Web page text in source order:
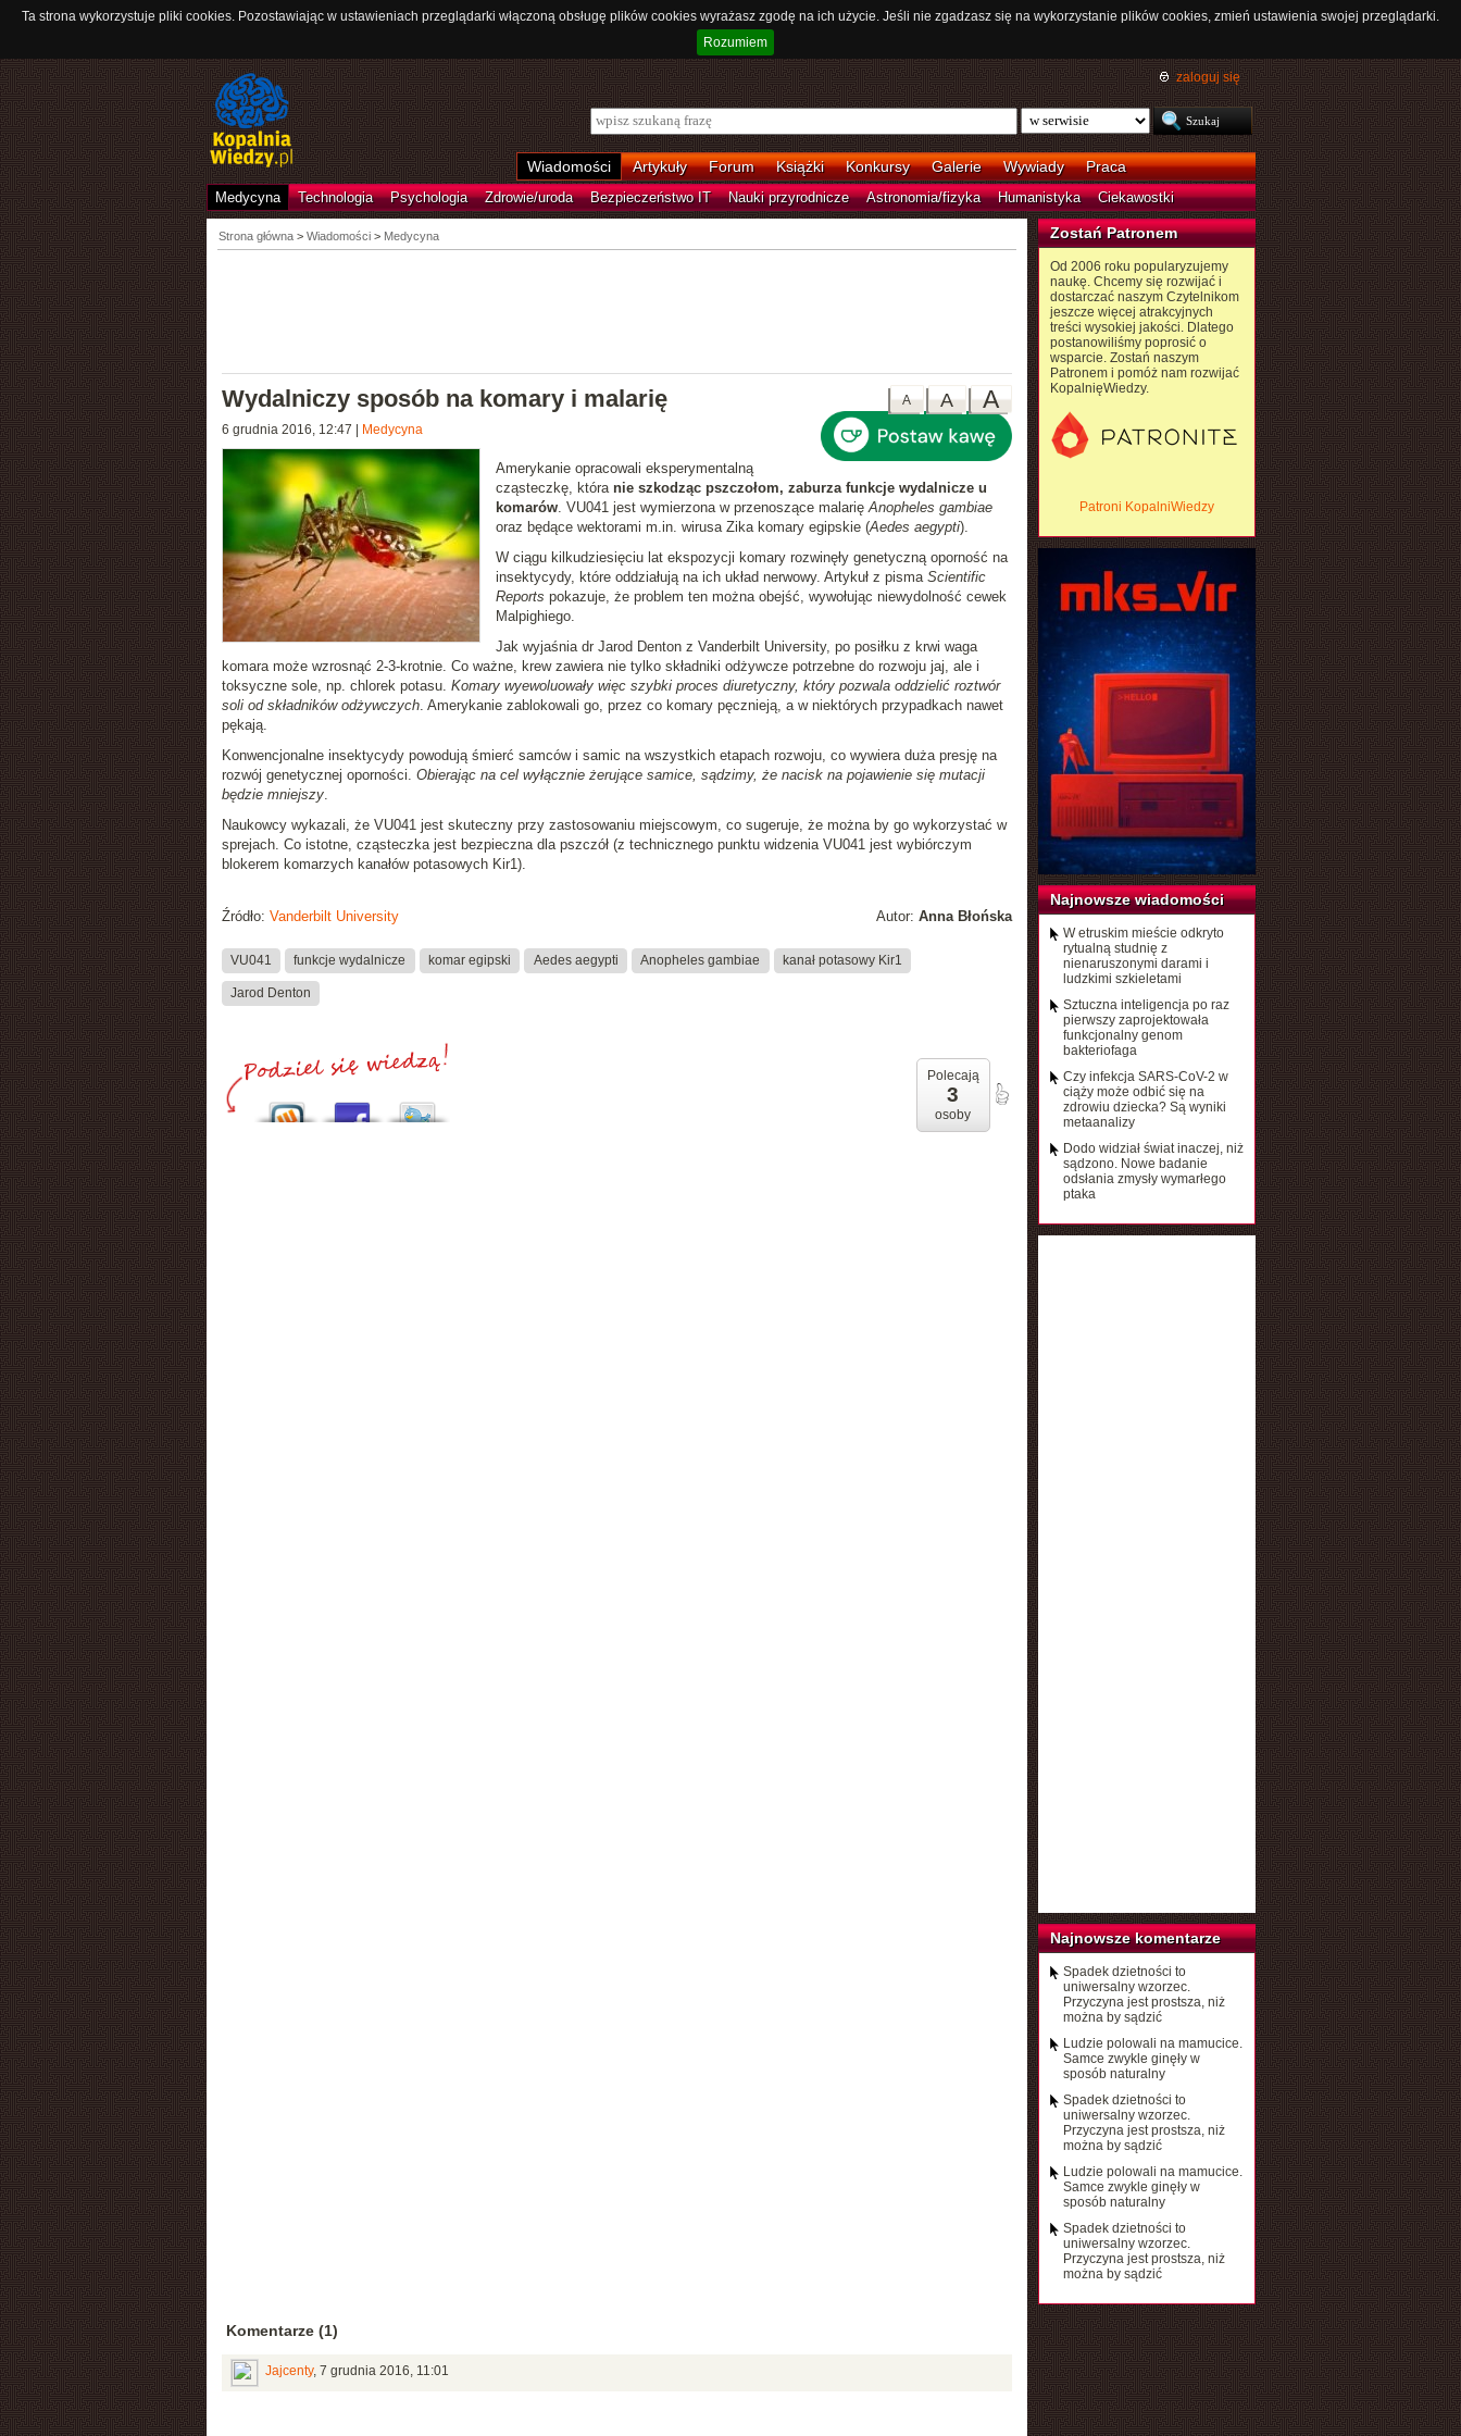
Ta strona wykorzystuje pliki cookies. Pozostawiając w ustawieniach przeglądarki włączoną obsługę plików cookies wyrażasz zgodę na ich użycie. Jeśli nie zgadzasz się na wykorzystanie plików cookies, zmień ustawienia swojej przeglądarki.
Rozumiem
zaloguj się
Wiadomości Artykuły Forum Książki Konkursy Galerie Wywiady Praca
Medycyna Technologia Psychologia Zdrowie/uroda Bezpieczeństwo IT Nauki przyrodnicze Astronomia/fizyka Humanistyka Ciekawostki
Strona główna> Wiadomości > Medycyna
A
A
A
Wydalniczy sposób na komary i malarię
6 grudnia 2016, 12:47 Medycyna
Amerykanie opracowali eksperymentalną
cząsteczkę, która nie szkodząc pszczołom, zaburza funkcje wydalnicze u
komarów. VU041 jest wymierzona w przenoszące malarięAnopheles gambiae
oraz będące wektorami m.in. wirusa Zika komary egipskie (Aedes aegypti).
W ciągu kilkudziesięciu lat ekspozycji komary rozwinęły genetyczną oporność na
insektycydy, które oddziałują na ich układ nerwowy. Artykuł z pisma Scientific
Reports pokazuje, że problem ten można obejść, wywołując niewydolność cewek
Malpighiego.
Jak wyjaśnia dr Jarod Denton z Vanderbilt University, po posiłku z krwi waga
komara może wzrosnąć 2-3-krotnie. Co ważne, krew zawiera nie tylko składniki odżywcze potrzebne do rozwoju jaj, ale i
toksyczne sole, np. chlorek potasu. Komary wyewoluowały więc szybki proces diuretyczny, który pozwala oddzielić roztwór
soli od składników odżywczych. Amerykanie zablokowali go, przez co komary pęcznieją, a w niektórych przypadkach nawet
pękają.
Konwencjonalne insektycydy powodują śmierć samców i samic na wszystkich etapach rozwoju, co wywiera duża presję na
rozwój genetycznej oporności. Obierając na cel wyłącznie żerujące samice, sądzimy, że nacisk na pojawienie się mutacji
będzie mniejszy.
Naukowcy wykazali, że VU041 jest skuteczny przy zastosowaniu miejscowym, co sugeruje, że można by go wykorzystać w
sprejach. Co istotne, cząsteczka jest bezpieczna dla pszczół (z technicznego punktu widzenia VU041 jest wybiórczym
blokerem komarzych kanałów potasowych Kir1).
Autor: Anna Błońska
Źródło: Vanderbilt University
VU041 funkcje wydalnicze komar egipski Aedes aegypti Anopheles gambiae kanał potasowy Kir1
Jarod Denton
Polecają
3
osoby
Komentarze (1)
Jajcenty, 7 grudnia 2016, 11:01
Zostań Patronem
Od 2006 roku popularyzujemy
naukę. Chcemy się rozwijać i
dostarczać naszym Czytelnikom
jeszcze więcej atrakcyjnych
treści wysokiej jakości. Dlatego
postanowiliśmy poprosić o
wsparcie. Zostań naszym
Patronem i pomóż nam rozwijać
KopalnięWiedzy.
Patroni KopalniWiedzy
Najnowsze wiadomości
W etruskim mieście odkryto
rytualną studnię z
nienaruszonymi darami i
ludzkimi szkieletami
Sztuczna inteligencja po raz
pierwszy zaprojektowała
funkcjonalny genom
bakteriofaga
Czy infekcja SARS-CoV-2 w
ciąży może odbić się na
zdrowiu dziecka? Są wyniki
metaanalizy
Dodo widział świat inaczej, niż
sądzono. Nowe badanie
odsłania zmysły wymarłego
ptaka
Najnowsze komentarze
Spadek dzietności to
uniwersalny wzorzec.
Przyczyna jest prostsza, niż
można by sądzić
Ludzie polowali na mamucice.
Samce zwykle ginęły w
sposób naturalny
Spadek dzietności to
uniwersalny wzorzec.
Przyczyna jest prostsza, niż
można by sądzić
Ludzie polowali na mamucice.
Samce zwykle ginęły w
sposób naturalny
Spadek dzietności to
uniwersalny wzorzec.
Przyczyna jest prostsza, niż
można by sądzić